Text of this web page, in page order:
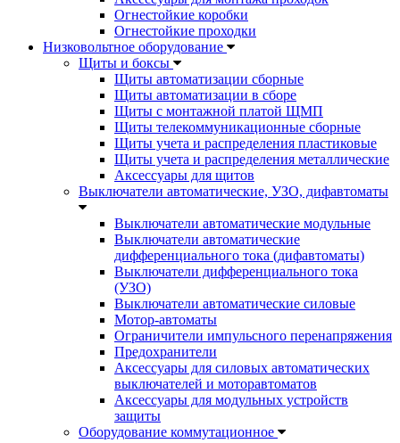
Огнестойкие коробки
Огнестойкие проходки
Низковольтное оборудование
Щиты и боксы
Щиты автоматизации сборные
Щиты автоматизации в сборе
Щиты с монтажной платой ЩМП
Щиты телекоммуникационные сборные
Щиты учета и распределения пластиковые
Щиты учета и распределения металлические
Аксессуары для щитов
Выключатели автоматические, УЗО, дифавтоматы
Выключатели автоматические модульные
Выключатели автоматические
дифференциального тока (дифавтоматы)
Выключатели дифференциального тока
(УЗО)
Выключатели автоматические силовые
Мотор-автоматы
Ограничители импульсного перенапряжения
Предохранители
Аксессуары для силовых автоматических
выключателей и моторавтоматов
Аксессуары для модульных устройств
защиты
Оборудование коммутационное